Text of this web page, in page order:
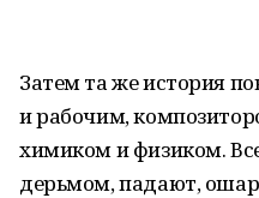
Затем та же история
и рабочим,
химиком и физиком.
дерьмом, падают,